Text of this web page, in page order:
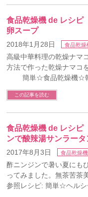
食品乾燥機 de レシ
卵スープ
2018年1月28日 食品乾燥
高級中華料理の乾燥ナマ
方法で作った乾燥ナマコ
簡単☆食品乾燥機☆乾
この記事を読む
食品乾燥機 de レシピ
ンで酸辣湯サンラータ
2017年8月3日 食品乾燥
酢ニンジンで暑い夏にも
ってみました。無茶苦茶
参照レシピ: 簡単☆ヘル